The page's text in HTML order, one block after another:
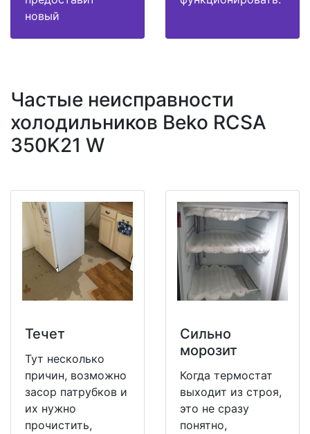
новый
Частые неисправности
холодильников Beko RCSA
350K21 W
Течет
Тут несколько
причин, возможно
засор патрубков и
их нужно
прочистить,
Сильно
морозит
Когда термостат
выходит из строя,
это не сразу
понятно,